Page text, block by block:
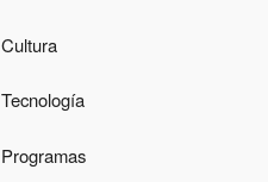
Cultura
Tecnología
Programas